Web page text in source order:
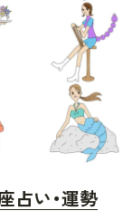
占い・運勢